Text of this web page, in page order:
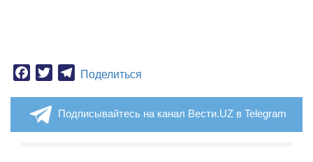
Facebook
TwitterTelegram
Поделиться
Подписывайтесь на канал Вести.UZ в Telegram